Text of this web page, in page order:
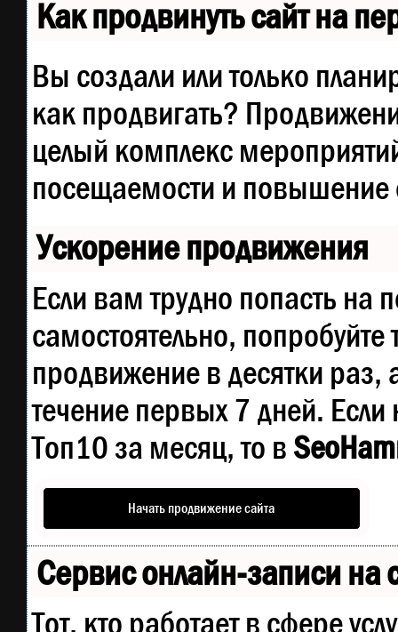
Как продвинуть сайт на
Вы создали или только
как продвигать?
целый комплекс
посещаемости и повышение
Ускорение продвижения
Если вам трудно попасть на
самостоятельно, попробуйте
продвижение в десятки раз,
течение первых 7 дней.
Топ10 за месяц, то в
Начать продвижение сайта
Сервис онлайн-записи на
Тот, кто работает в сфере